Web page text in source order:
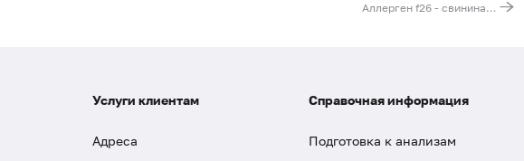
Аллерген f26 - свинина, IgE
Услуги клиентам
Адреса
Справочная информация
Подготовка к анализам